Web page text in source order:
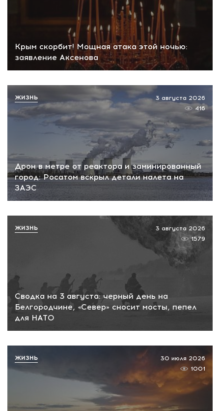
Крым скорбит! Мощная атака этой ночью:
заявление Аксенова
Дрон в метре от реактора и заминированный
город: Росатом вскрыл детали налета на
ЗАЭС
3 августа 2026
416
ЖИЗНЬ
Сводка на 3 августа: черный день на
Белгородчине, «Север» сносит мосты, пепел
для НАТО
3 августа 2026
1579
ЖИЗНЬ
30 июля 2026
1001
ЖИЗНЬ